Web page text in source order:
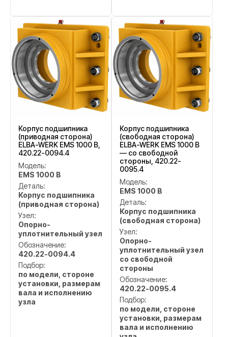
Корпус подшипника
(приводная сторона)
ELBA-WERK EMS 1000 B,
420.22-0094.4
Модель:
EMS 1000 B
Деталь:
Корпус подшипника
(приводная сторона)
Узел:
Опорно-
уплотнительный узел
Обозначение:
420.22-0094.4
Подбор:
по модели, стороне
установки, размерам
вала и исполнению
узла
Корпус подшипника
(свободная сторона)
ELBA-WERK EMS 1000 B
— со свободной
стороны, 420.22-
0095.4
Модель:
EMS 1000 B
Деталь:
Корпус подшипника
(свободная сторона)
Узел:
Опорно-
уплотнительный узел
со свободной
стороны
Обозначение:
420.22-0095.4
Подбор:
по модели, стороне
установки, размерам
вала и исполнению